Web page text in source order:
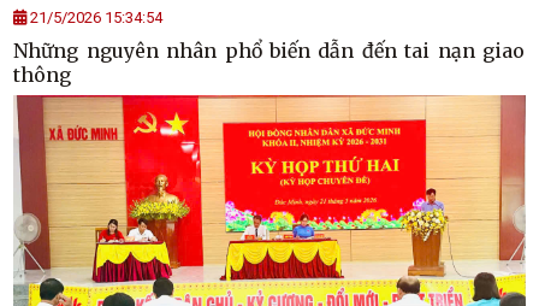
21/5/2026 15:34:54
Những nguyên nhân phổ biến dẫn đến tai nạn giao
thông